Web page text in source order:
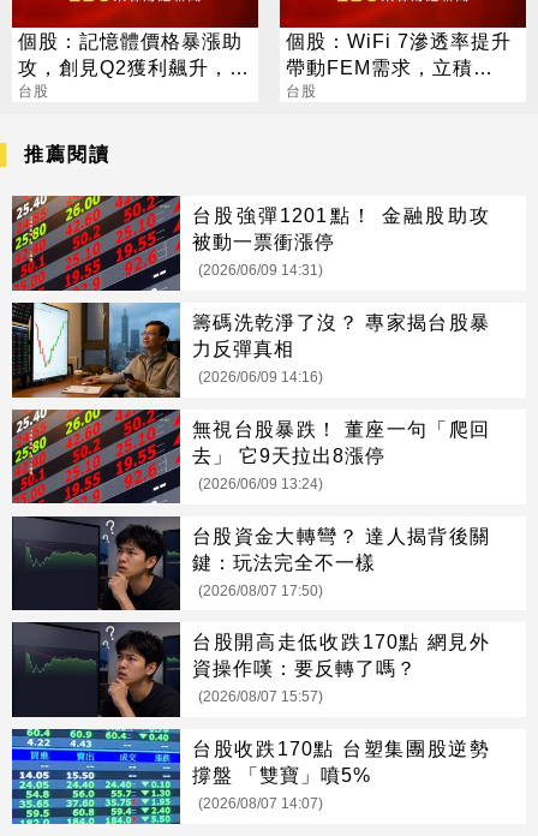
個股：記憶體價格暴漲助
攻，創見Q2獲利飆升，上
半年每股賺46.63元史上
台股
個股：WiFi 7滲透率提升
帶動FEM需求，立積
(4968)迎新成長引擎
台股
推薦閱讀
台股強彈1201點！ 金融股助攻
被動一票衝漲停
(2026/06/09 14:31)
籌碼洗乾淨了沒？ 專家揭台股暴
力反彈真相
(2026/06/09 14:16)
無視台股暴跌！ 董座一句「爬回
去」 它9天拉出8漲停
(2026/06/09 13:24)
台股資金大轉彎？ 達人揭背後關
鍵：玩法完全不一樣
(2026/08/07 17:50)
台股開高走低收跌170點 網見外
資操作嘆：要反轉了嗎？
(2026/08/07 15:57)
台股收跌170點 台塑集團股逆勢
撐盤 「雙寶」噴5%
(2026/08/07 14:07)